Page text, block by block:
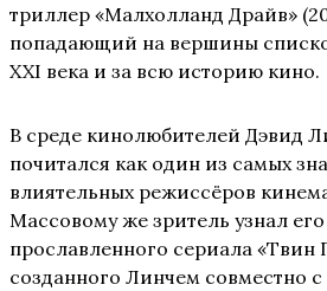
триллер «Малхолланд Драйв»
попадающий на вершины
XXI века и за всю историю кино.
В среде кинолюбителей Дэвид
почитался как один из самых
влиятельных режиссёров
Массовому же зритель узнал
прославленного сериала «Твин
созданного Линчем совместно